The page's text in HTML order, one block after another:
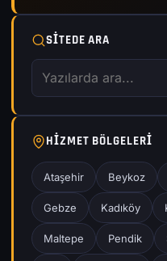
SITEDE ARA
HIZMET BÖLGELERI
Ataşehir Beykoz
Gebze Kadıköy
Maltepe Pendik